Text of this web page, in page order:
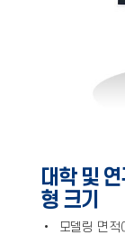
대학 및
형 크기
• 모델링 면